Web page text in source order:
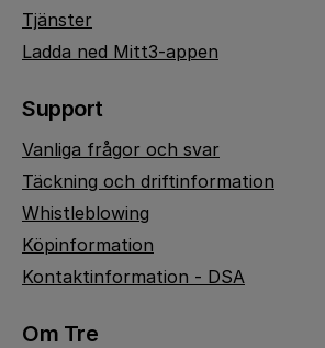
Tjänster
Ladda ned Mitt3-appen
Support
Vanliga frågor och svar
Täckning och driftinformation
Whistleblowing
Köpinformation
Kontaktinformation - DSA
Om Tre